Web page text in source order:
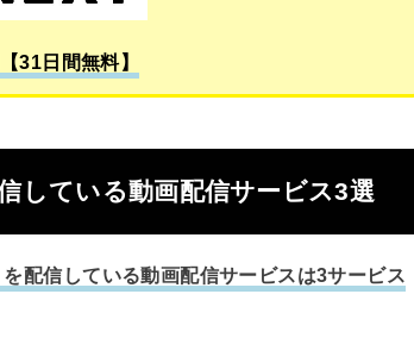
31日間無料】
している動画配信サービス3選
配信している動画配信サービスは3サービス